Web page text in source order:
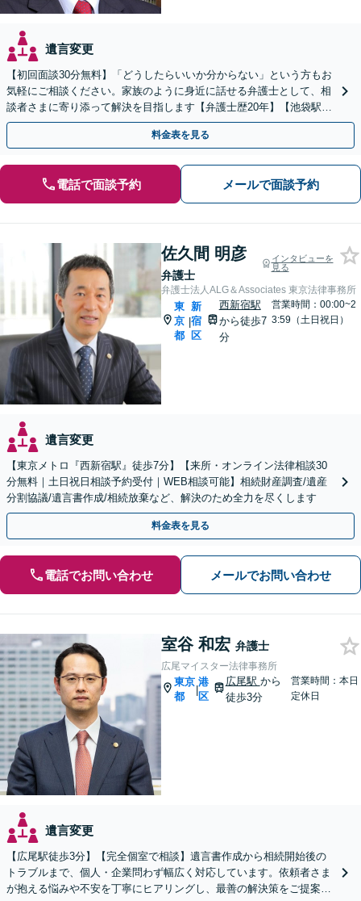
遺言変更
【初回面談30分無料】「どうしたらいいか分からない」という方もお
気軽にご相談ください。家族のように身近に話せる弁護士として、相
談者さまに寄り添って解決を目指します【弁護士歴20年】【池袋駅5
分】
料金表を見る
電話で面談予約 メールで面談予約
佐久間 明彦
弁護士
インタビューを
見る
弁護士法人ALG＆Associates 東京法律事務所
東
京
都
|
新
宿
区
西新宿駅
から徒歩7
分
営業時間：00:00~2
3:59（土日祝日）
遺言変更
【東京メトロ『西新宿駅』徒歩7分】【来所・オンライン法律相談30
分無料｜土日祝日相談予約受付｜WEB相談可能】相続財産調査/遺産
分割協議/遺言書作成/相続放棄など、解決のため全力を尽くします
料金表を見る
電話でお問い合わせ メールでお問い合わせ
室谷 和宏 弁護士
広尾マイスター法律事務所
東京
都
|
港
区
広尾駅 から
徒歩3分
営業時間：本日
定休日
遺言変更
【広尾駅徒歩3分】【完全個室で相談】遺言書作成から相続開始後の
トラブルまで、個人・企業問わず幅広く対応しています。依頼者さま
が抱える悩みや不安を丁寧にヒアリングし、最善の解決策をご提案い